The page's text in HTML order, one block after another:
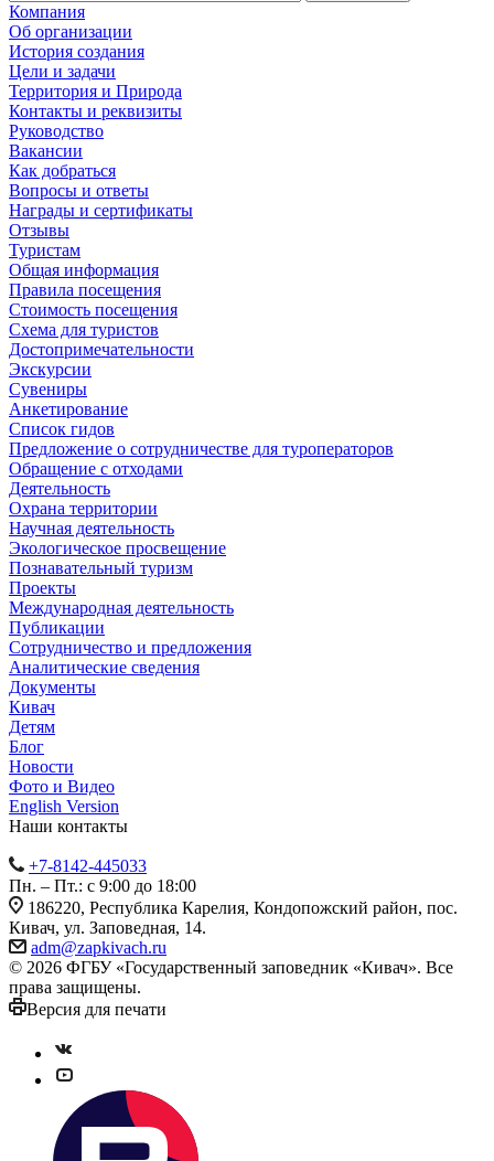
Компания
Об организации
История создания
Цели и задачи
Территория и Природа
Контакты и реквизиты
Руководство
Вакансии
Как добраться
Вопросы и ответы
Награды и сертификаты
Отзывы
Туристам
Общая информация
Правила посещения
Стоимость посещения
Схема для туристов
Достопримечательности
Экскурсии
Сувениры
Анкетирование
Список гидов
Предложение о сотрудничестве для туроператоров
Обращение с отходами
Деятельность
Охрана территории
Научная деятельность
Экологическое просвещение
Познавательный туризм
Проекты
Международная деятельность
Публикации
Сотрудничество и предложения
Аналитические сведения
Документы
Кивач
Детям
Блог
Новости
Фото и Видео
English Version
Наши контакты
+7-8142-445033
Пн. – Пт.: с 9:00 до 18:00
186220, Республика Карелия, Кондопожский район, пос.
Кивач, ул. Заповедная, 14.
adm@zapkivach.ru
© 2026 ФГБУ «Государственный заповедник «Кивач». Все
права защищены.
Версия для печати